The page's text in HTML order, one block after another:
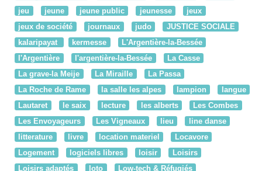
jeu
jeune jeune public jeunesse
jeux
jeux de société
journaux judo
JUSTICE SOCIALE
kalaripayat
kermesse
L'Argentière-la-Bessée
l'Argentière
l'argentière-la-Bessée
La Casse
La grave-la Meije
La Miraille
La Passa
La Roche de Rame
la salle les alpes lampion
langue
Lautaret
le saix lecture les alberts
Les Combes
Les Envoyageurs
Les Vigneaux lieu
line danse
litterature
livre location materiel
Locavore
Logement
logiciels libres loisir
Loisirs
Loisirs adaptés
loto
Low-tech & Réfugiés